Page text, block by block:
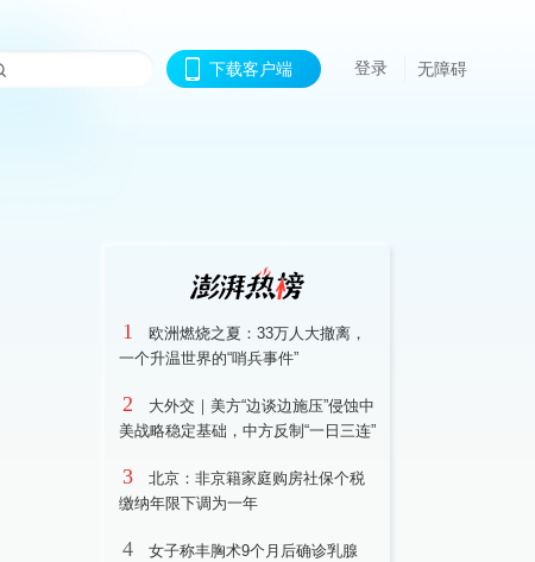
下载客户端 登录 无障碍
1
欧洲燃烧之夏：33万人大撤离，
一个升温世界的“哨兵事件”
2
大外交｜美方“边谈边施压”侵蚀中
美战略稳定基础，中方反制“一日三连”
3
北京：非京籍家庭购房社保个税
缴纳年限下调为一年
4
女子称丰胸术9个月后确诊乳腺